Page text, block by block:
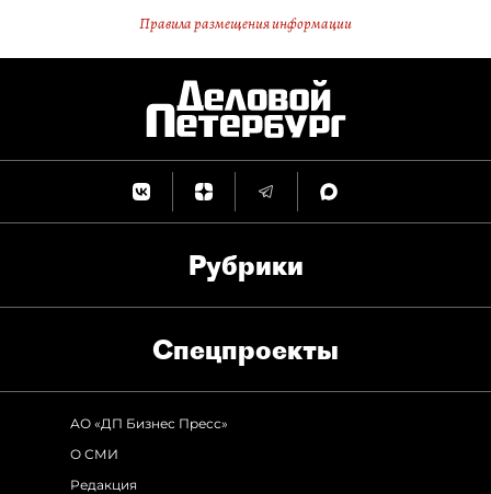
Правила размещения информации
Рубрики
Спец­проекты
АО «ДП Бизнес Пресс»
О СМИ
Редакция